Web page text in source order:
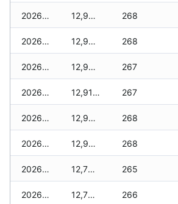
2026-03-27 12,920 zł 268
2026-03-26 12,920 zł 268
2026-03-25 12,920 zł 267
2026-03-24 12,910 zł 267
2026-03-23 12,950 zł 268
2026-03-22 12,950 zł 268
2026-03-21 12,760 zł 265
2026-03-20 12,760 zł 266